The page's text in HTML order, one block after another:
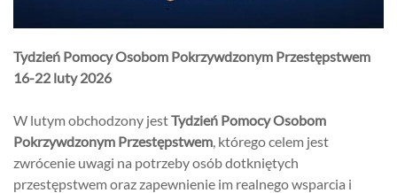
Tydzień Pomocy Osobom Pokrzywdzonym Przestępstwem
16-22 luty 2026
W lutym obchodzony jestTydzień Pomocy Osobom
Pokrzywdzonym Przestępstwem, którego celem jest
zwrócenie uwagi na potrzeby osób dotkniętych
przestępstwem oraz zapewnienie im realnego wsparcia i